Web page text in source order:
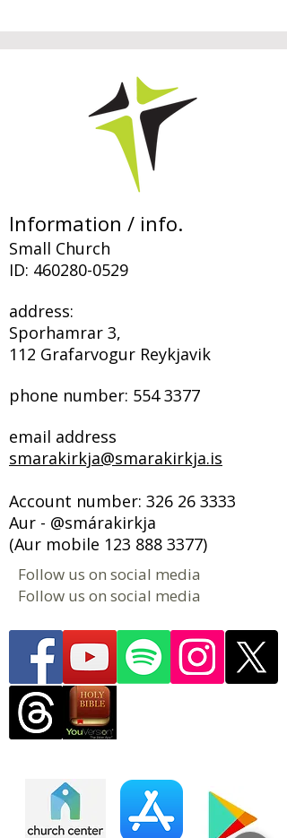
Information / info.
Small Church
ID: 460280-0529
address:
Sporhamrar 3,
112 Grafarvogur Reykjavik
phone number: 554 3377
email address
smarakirkja@smarakirkja.is
Account number: 326 26 3333
Aur - @smárakirkja
(Aur mobile 123 888 3377)
Follow us on social media
Follow us on social media